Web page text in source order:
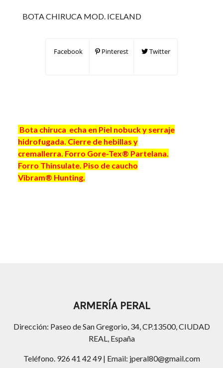
BOTA CHIRUCA MOD. ICELAND
Facebook Pinterest Twitter
Bota chiruca echa en Piel nobuck y serraje
hidrofugada. Cierre de hebillas y
cremallerra. Forro Gore-Tex® Partelana.
Forro Thinsulate. Piso de caucho
Vibram® Hunting.
ARMERÍA PERAL
Dirección: Paseo de San Gregorio, 34, CP.13500, CIUDAD
REAL, España
Teléfono. 926 41 42 49 | Email: jperal80@gmail.com